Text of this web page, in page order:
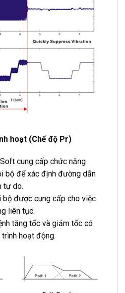
hoạt (Chế độ Pr)
cung cấp chức năng
bộ để xác định đường dẫn
tự do.
được cung cấp cho việc
liên tục.
tăng tốc và giảm tốc có
hoạt động.